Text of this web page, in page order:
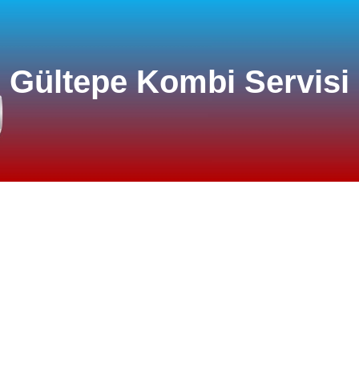
Gültepe Kombi Servisi